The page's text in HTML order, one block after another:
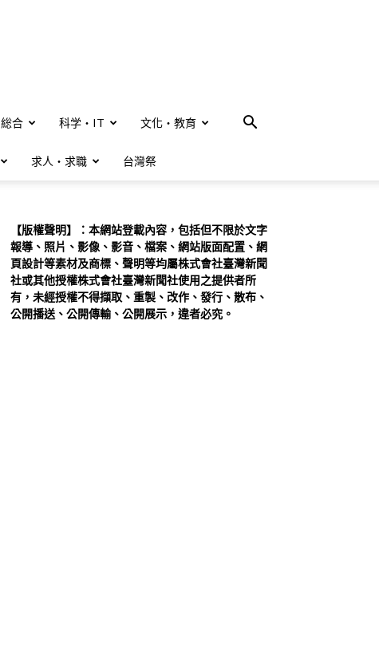
総合 科学・IT 文化・教育
求人・求職 台灣祭
【版權聲明】：本網站登載內容，包括但不限於文字
報導、照片、影像、影音、檔案、網站版面配置、網
頁設計等素材及商標、聲明等均屬株式會社臺灣新聞
社或其他授權株式會社臺灣新聞社使用之提供者所
有，未經授權不得擷取、重製、改作、發行、散布、
公開播送、公開傳輸、公開展示，違者必究。